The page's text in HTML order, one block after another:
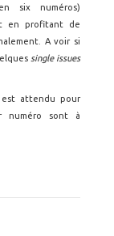
six numéros)
en profitant de
A voir si
single issues
est attendu pour
numéro sont à